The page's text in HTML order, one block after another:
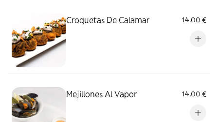
Croquetas De Calamar 14,00 €
Mejillones Al Vapor 14,00 €